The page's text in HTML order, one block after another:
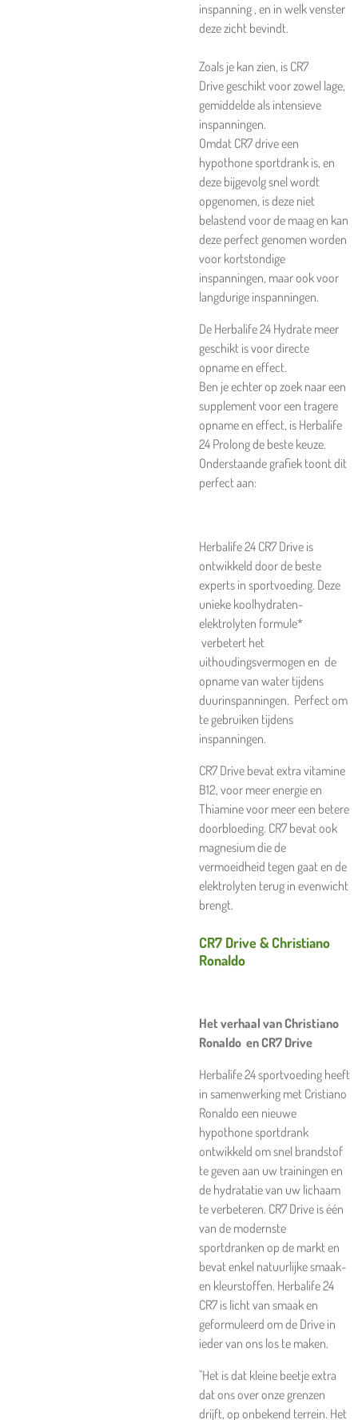
inspanning , en in welk venster
deze zicht bevindt.
Zoals je kan zien, is CR7
Drive geschikt voor zowel lage,
gemiddelde als intensieve
inspanningen.
Omdat CR7 drive een
hypothone sportdrank is, en
deze bijgevolg snel wordt
opgenomen, is deze niet
belastend voor de maag en kan
deze perfect genomen worden
voor kortstondige
inspanningen, maar ook voor
langdurige inspanningen.
De Herbalife 24 Hydrate meer
geschikt is voor directe
opname en effect.
Ben je echter op zoek naar een
supplement voor een tragere
opname en effect, is Herbalife
24 Prolongde beste keuze.
Onderstaande grafiek toont dit
perfect aan:
Herbalife 24 CR7 Drive is
ontwikkeld door de beste
experts in sportvoeding. Deze
unieke koolhydraten-
elektrolyten formule*
verbetert het
uithoudingsvermogen en de
opname van water tijdens
duurinspanningen. Perfect om
te gebruiken tijdens
inspanningen.
CR7 Drive bevat extra vitamine
B12, voor meer energie en
Thiamine voor meer een betere
doorbloeding. CR7 bevat ook
magnesium die de
vermoeidheid tegen gaat en de
elektrolyten terug in evenwicht
brengt.
CR7 Drive & Christiano
Ronaldo
Het verhaal van Christiano
Ronaldo en CR7 Drive
Herbalife 24 sportvoeding heeft
in samenwerking met Cristiano
Ronaldo een nieuwe
hypothone sportdrank
ontwikkeld om snel brandstof
te geven aan uw trainingen en
de hydratatie van uw lichaam
te verbeteren. CR7 Drive is één
van de modernste
sportdranken op de markt en
bevat enkel natuurlijke smaak-
en kleurstoffen. Herbalife 24
CR7 is licht van smaak en
geformuleerd om de Drive in
ieder van ons los te maken.
"Het is dat kleine beetje extra
dat ons over onze grenzen
drijft, op onbekend terrein. Het